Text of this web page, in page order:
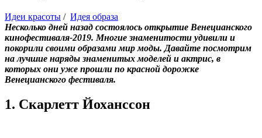
Идеи красоты / Идея образа
Несколько дней назад состоялось открытие Венецианского
кинофестиваля-2019. Многие знаменитости удивили и
покорили своими образами мир моды. Давайте посмотрим
на лучшие наряды знаменитых моделей и актрис, в
которых они уже прошли по красной дорожке
Венецианского фестиваля.
1. Скарлетт Йоханссон